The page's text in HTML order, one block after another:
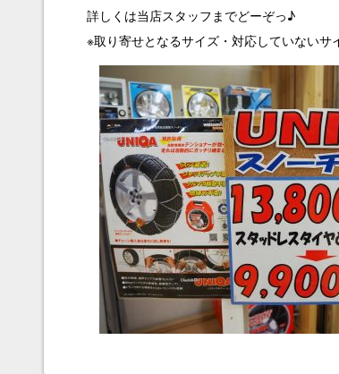
詳しくは当店スタッフまでどーぞっ♪
※取り寄せとなるサイズ・対応していないサ